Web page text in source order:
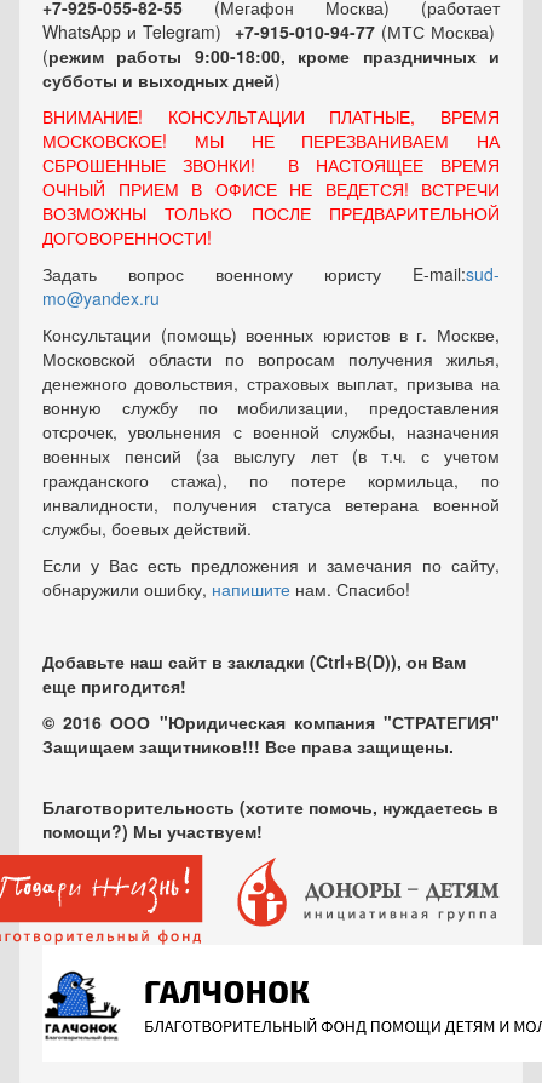
+7-925-055-82-55 (Мегафон Москва) (работает
WhatsApp и Telegram) +7-915-010-94-77 (МТС Москва)
(режим работы 9:00-18:00, кроме праздничных и
субботы и выходных дней)
ВНИМАНИЕ! КОНСУЛЬТАЦИИ ПЛАТНЫЕ, ВРЕМЯ
МОСКОВСКОЕ! МЫ НЕ ПЕРЕЗВАНИВАЕМ НА
СБРОШЕННЫЕ ЗВОНКИ! В НАСТОЯЩЕЕ ВРЕМЯ
ОЧНЫЙ ПРИЕМ В ОФИСЕ НЕ ВЕДЕТСЯ! ВСТРЕЧИ
ВОЗМОЖНЫ ТОЛЬКО ПОСЛЕ ПРЕДВАРИТЕЛЬНОЙ
ДОГОВОРЕННОСТИ!
Задать вопрос военному юристу E-mail:sud-
mo@yandex.ru
Консультации (помощь) военных юристов в г. Москве,
Московской области по вопросам получения жилья,
денежного довольствия, страховых выплат, призыва на
вонную службу по мобилизации, предоставления
отсрочек, увольнения с военной службы, назначения
военных пенсий (за выслугу лет (в т.ч. с учетом
гражданского стажа), по потере кормильца, по
инвалидности, получения статуса ветерана военной
службы, боевых действий.
Если у Вас есть предложения и замечания по сайту,
обнаружили ошибку, напишите нам. Спасибо!
Добавьте наш сайт в закладки (Ctrl+В(D)), он Вам
еще пригодится!
© 2016 ООО "Юридическая компания "СТРАТЕГИЯ"
Защищаем защитников!!! Все права защищены.
Благотворительность (хотите помочь, нуждаетесь в
помощи?) Мы участвуем!